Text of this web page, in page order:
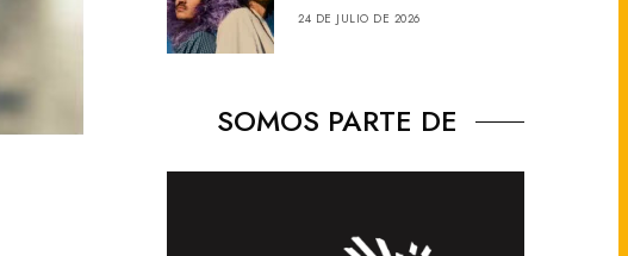
24 DE JULIO DE 2026
SOMOS PARTE DE